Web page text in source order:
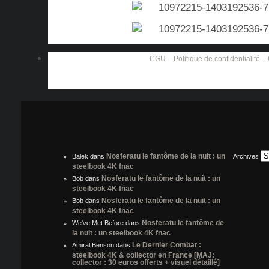
CGU – Politique de confidentialité –
Balek dans Nosferatu le fantôme de la nuit : un
steelbook 4K fnac
Bob dans Nosferatu le fantôme de la nuit : un
steelbook 4K fnac
Bob dans Nosferatu le fantôme de la nuit : un
steelbook 4K fnac
We've Met Before dans Nosferatu le fantôme de
la nuit : un steelbook 4K fnac
Amiral Benson dans Le Dernier Combat :
steelbook 4K & collector en France [MAJ:
collector : 30 euros offerts + visuel détaillé]
Archives